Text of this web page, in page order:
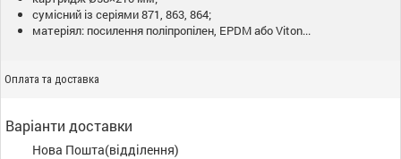
сумісний із серіями 871, 863, 864;
матеріял: посилення поліпропілен, EPDM або Viton...
Оплата та доставка
Варіанти доставки
Нова Пошта(відділення)